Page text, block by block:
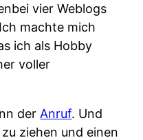
vier Weblogs
machte mich
ich als Hobby
voller
der Anruf. Und
ziehen und einen